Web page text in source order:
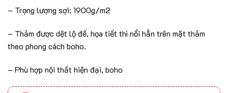
– Trọng lượng sợi: 1900g/m2
– Thảm được dệt lộ đế, họa tiết thì nổi hẳn trên mặt thảm
theo phong cách boho.
– Phù hợp nội thất hiện đại, boho